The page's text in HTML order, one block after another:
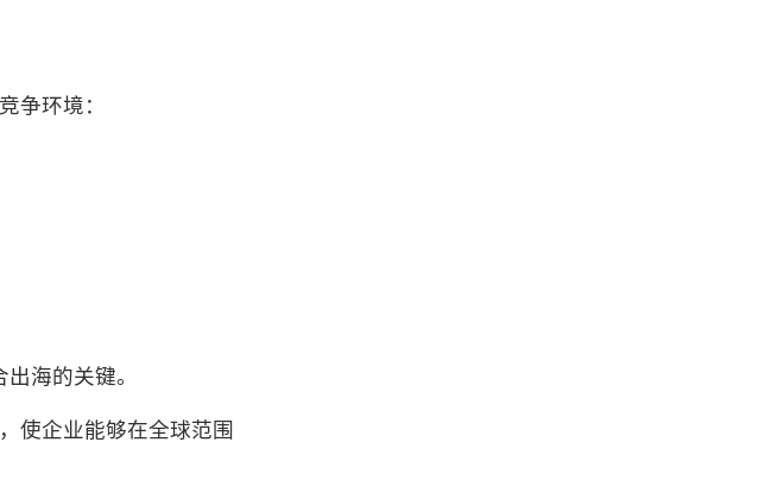
争环境：
海的关键。
使企业能够在全球范围